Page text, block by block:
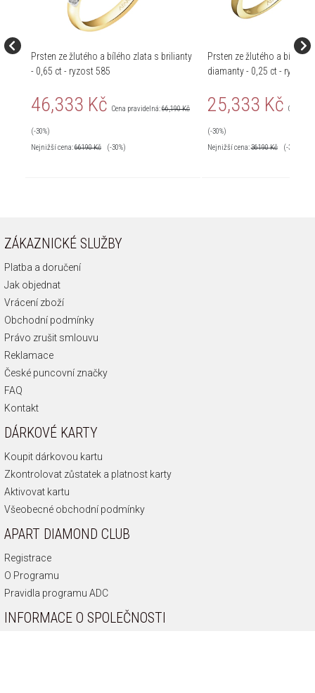
Prsten ze žlutého a bílého zlata s brilianty
- 0,65 ct - ryzost 585
46,333 Kč Cena pravidelná:66,190 Kč
(-30%)
Nejnižší cena:66190Kč (-30%)
Prsten ze žlutého a bílého
diamanty - 0,25 ct - ryzost
25,333 Kč Cena
(-30%)
Nejnižší cena:36190Kč (-30%)
ZÁKAZNICKÉ SLUŽBY
Platba a doručení
Jak objednat
Vrácení zboží
Obchodní podmínky
Právo zrušit smlouvu
Reklamace
České puncovní značky
FAQ
Kontakt
DÁRKOVÉ KARTY
Koupit dárkovou kartu
Zkontrolovat zůstatek a platnost karty
Aktivovat kartu
Všeobecné obchodní podmínky
APART DIAMOND CLUB
Registrace
O Programu
Pravidla programu ADC
INFORMACE O SPOLEČNOSTI